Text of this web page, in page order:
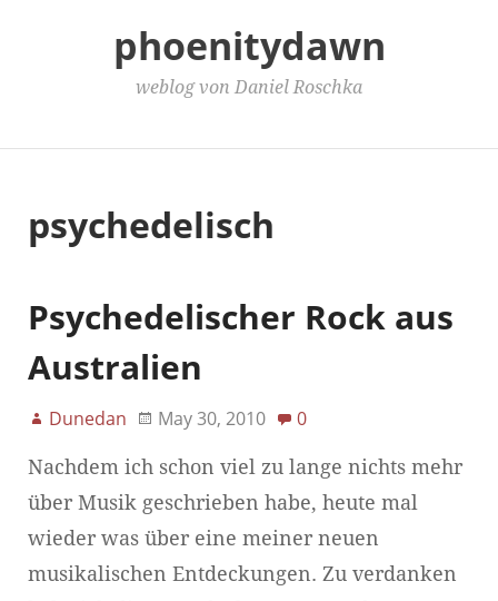
phoenitydawn
weblog von Daniel Roschka
psychedelisch
Psychedelischer Rock aus
Australien
Dunedan May 30, 2010 0
Nachdem ich schon viel zu lange nichts mehr
über Musik geschrieben habe, heute mal
wieder was über eine meiner neuen
musikalischen Entdeckungen. Zu verdanken